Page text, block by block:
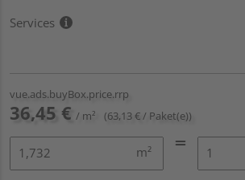
Services
vue.ads.buyBox.price.rrp
36,45 € / m² (63,13 € / Paket(e))
m²